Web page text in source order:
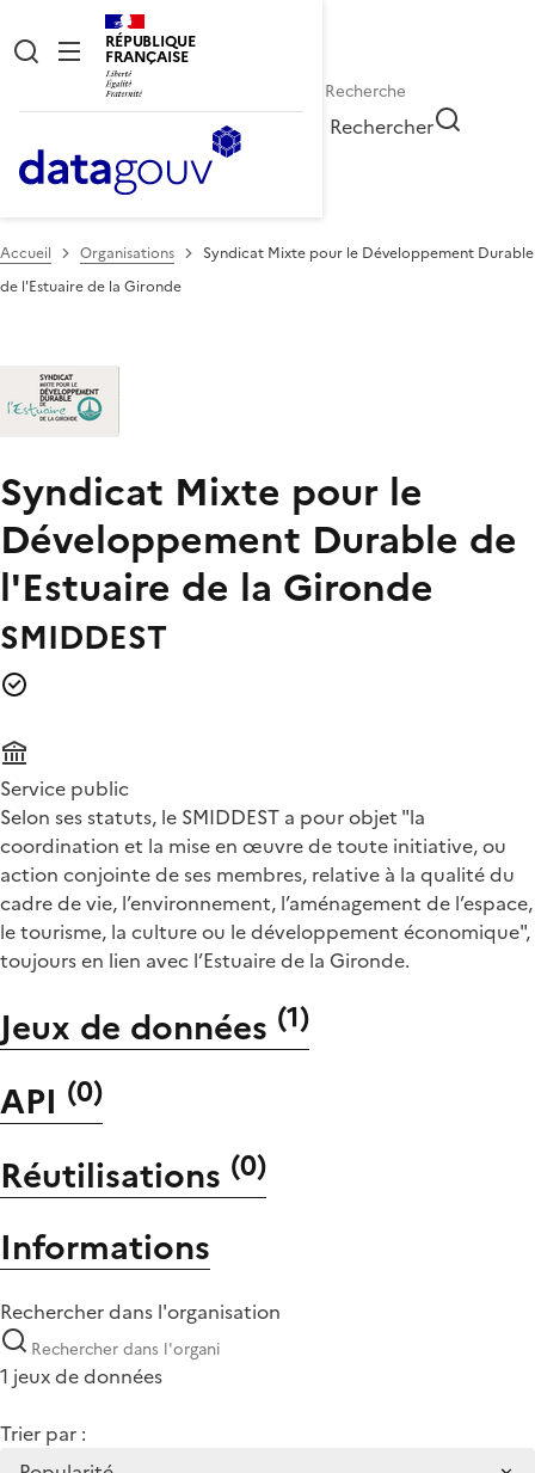
RÉPUBLIQUE
FRANÇAISE
Rechercher
Accueil Organisations
Syndicat Mixte pour le Développement Durable
de l'Estuaire de la Gironde
Syndicat Mixte pour le
Développement Durable de
l'Estuaire de la Gironde
SMIDDEST
Service public
Selon ses statuts, le SMIDDEST a pour objet "la
coordination et la mise en œuvre de toute initiative, ou
action conjointe de ses membres, relative à la qualité du
cadre de vie, l’environnement, l’aménagement de l’espace,
le tourisme, la culture ou le développement économique",
toujours en lien avec l’Estuaire de la Gironde.
Jeux de données (1)
API (0)
Réutilisations (0)
Informations
Rechercher dans l'organisation
1 jeux de données
Trier par :